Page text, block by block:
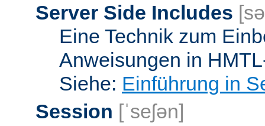
Server Side Includes
Eine Technik zum
Anweisungen in
Siehe: Einführung in
Session [ˈseʃən]